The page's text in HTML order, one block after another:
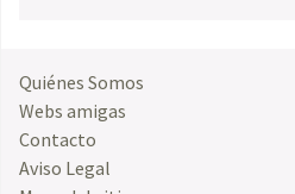
Quiénes Somos
Webs amigas
Contacto
Aviso Legal